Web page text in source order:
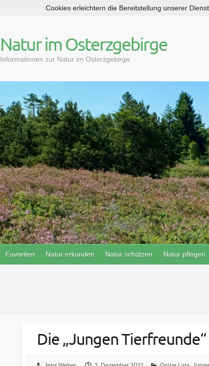
p
t
c
n
t
e
n
t
Natur im Osterzgebirge
Informationen zur Natur im Osterzgebirge
Favoriten Natur erkunden Natur schützen Natur pflegen
Die „Jungen
Cookies erleichtern die Bereitstellung unserer